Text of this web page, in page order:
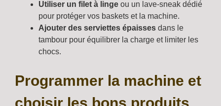
Utiliser un filet à linge ou un lave-sneak dédié
pour protéger vos baskets et la machine.
Ajouter des serviettes épaisses dans le
tambour pour équilibrer la charge et limiter les
chocs.
Programmer la machine et